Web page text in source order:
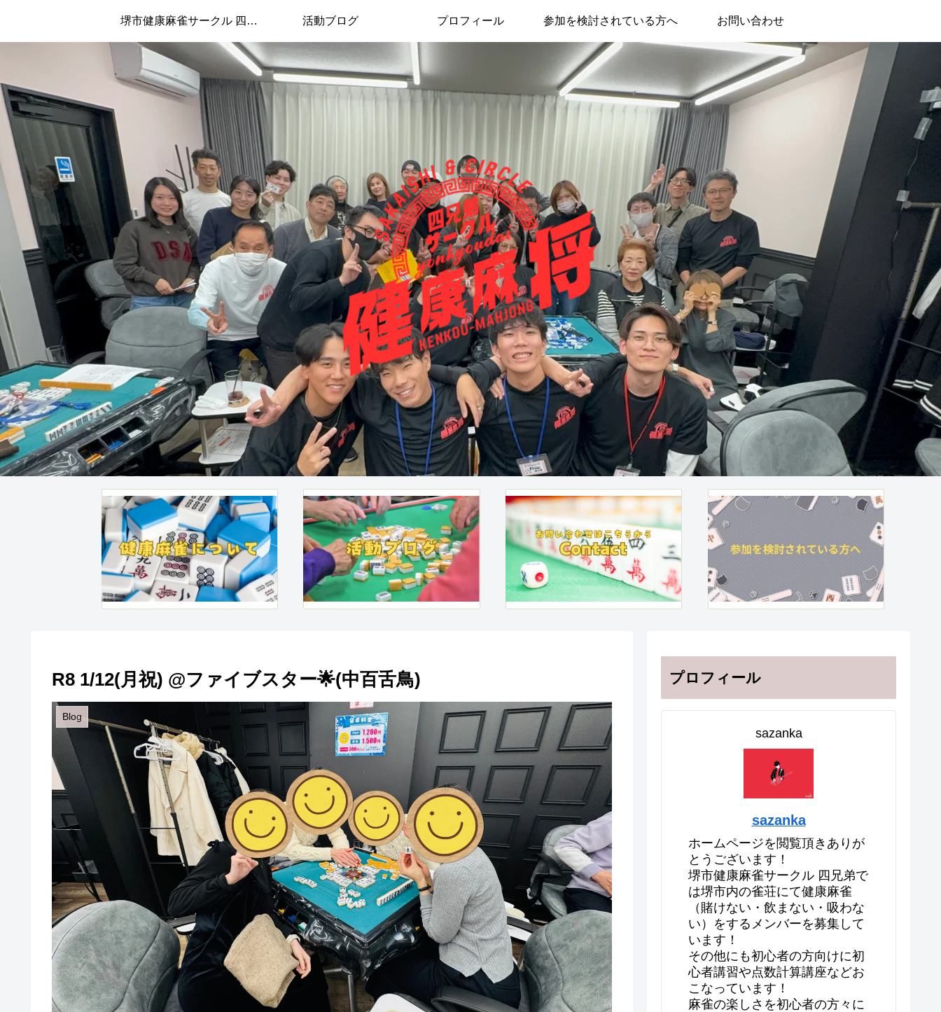
堺市健康麻雀サークル 四兄弟について 活動ブログ プロフィール 参加を検討されている方へ お問い合わせ
R8 1/12(月祝) @ファイブスター🌟(中百舌鳥)
Blog
プロフィール
sazanka
sazanka
ホームページを閲覧頂きありが
とうございます！
堺市健康麻雀サークル 四兄弟で
は堺市内の雀荘にて健康麻雀
（賭けない・飲まない・吸わな
い）をするメンバーを募集して
います！
その他にも初心者の方向けに初
心者講習や点数計算講座などお
こなっています！
麻雀の楽しさを初心者の方々に